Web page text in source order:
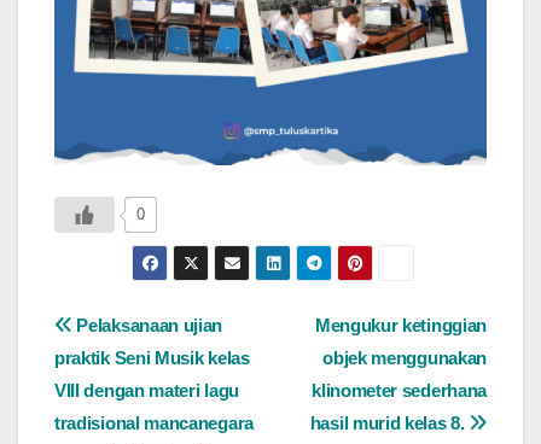
0
Navigasi
pos
Mengukur ketinggian
objek menggunakan
klinometer sederhana
hasil murid kelas 8.
Pelaksanaan ujian
praktik Seni Musik kelas
VIII dengan materi lagu
tradisional mancanegara